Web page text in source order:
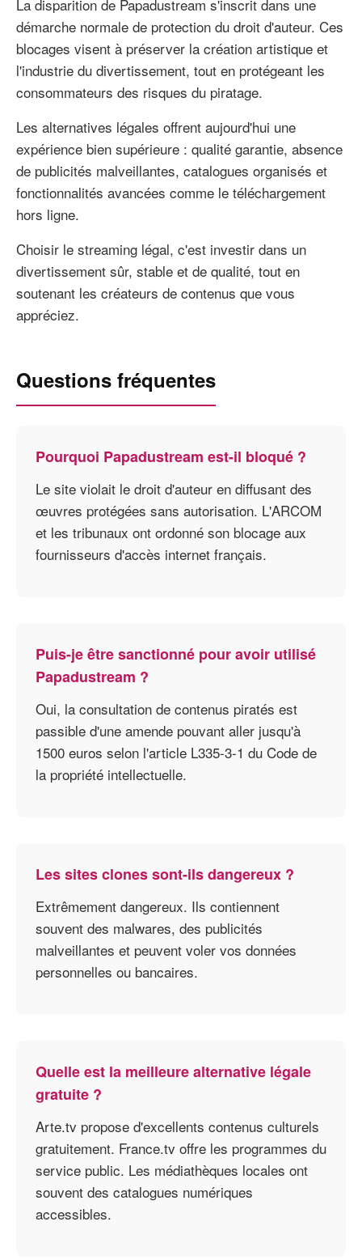
La disparition de Papadustream s'inscrit dans une
démarche normale de protection du droit d'auteur. Ces
blocages visent à préserver la création artistique et
l'industrie du divertissement, tout en protégeant les
consommateurs des risques du piratage.
Les alternatives légales offrent aujourd'hui une
expérience bien supérieure : qualité garantie, absence
de publicités malveillantes, catalogues organisés et
fonctionnalités avancées comme le téléchargement
hors ligne.
Choisir le streaming légal, c'est investir dans un
divertissement sûr, stable et de qualité, tout en
soutenant les créateurs de contenus que vous
appréciez.
Questions fréquentes
Pourquoi Papadustream est-il bloqué ?
Le site violait le droit d'auteur en diffusant des
œuvres protégées sans autorisation. L'ARCOM
et les tribunaux ont ordonné son blocage aux
fournisseurs d'accès internet français.
Puis-je être sanctionné pour avoir utilisé
Papadustream ?
Oui, la consultation de contenus piratés est
passible d'une amende pouvant aller jusqu'à
1500 euros selon l'article L335-3-1 du Code de
la propriété intellectuelle.
Les sites clones sont-ils dangereux ?
Extrêmement dangereux. Ils contiennent
souvent des malwares, des publicités
malveillantes et peuvent voler vos données
personnelles ou bancaires.
Quelle est la meilleure alternative légale
gratuite ?
Arte.tv propose d'excellents contenus culturels
gratuitement. France.tv offre les programmes du
service public. Les médiathèques locales ont
souvent des catalogues numériques
accessibles.